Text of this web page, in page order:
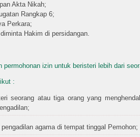
Akta Nikah;
Rangkap 6;
Perkara;
Hakim di persidangan.
permohonan izin untuk beristeri lebih dari
:
seorang atau tiga orang yang
agama di tempat tinggal Pemohon;